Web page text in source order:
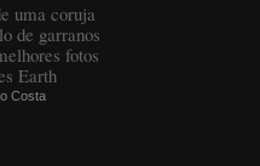
uma coruja
de garranos
fotos
Earth
Costa